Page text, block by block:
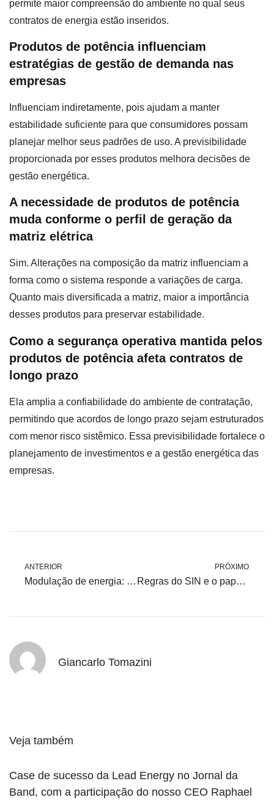
permite maior compreensão do ambiente no qual seus
contratos de energia estão inseridos.
Produtos de potência influenciam
estratégias de gestão de demanda nas
empresas
Influenciam indiretamente, pois ajudam a manter
estabilidade suficiente para que consumidores possam
planejar melhor seus padrões de uso. A previsibilidade
proporcionada por esses produtos melhora decisões de
gestão energética.
A necessidade de produtos de potência
muda conforme o perfil de geração da
matriz elétrica
Sim. Alterações na composição da matriz influenciam a
forma como o sistema responde a variações de carga.
Quanto mais diversificada a matriz, maior a importância
desses produtos para preservar estabilidade.
Como a segurança operativa mantida pelos
produtos de potência afeta contratos de
longo prazo
Ela amplia a confiabilidade do ambiente de contratação,
permitindo que acordos de longo prazo sejam estruturados
com menor risco sistêmico. Essa previsibilidade fortalece o
planejamento de investimentos e a gestão energética das
empresas.
ANTERIOR
Modulação de energia: alinhando suprimento à curva de carga
PRÓXIMO
Regras do SIN e o papel do ONS para quem está no ACL
Giancarlo Tomazini
Veja também
Case de sucesso da Lead Energy no Jornal da
Band, com a participação do nosso CEO Raphael